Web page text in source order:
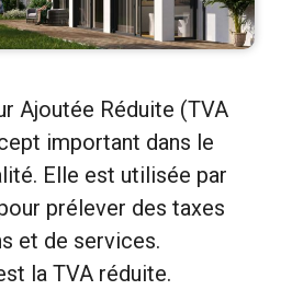
Ajoutée Réduite (TVA
important dans le
Elle est utilisée par
prélever des taxes
et de services.
la TVA réduite.